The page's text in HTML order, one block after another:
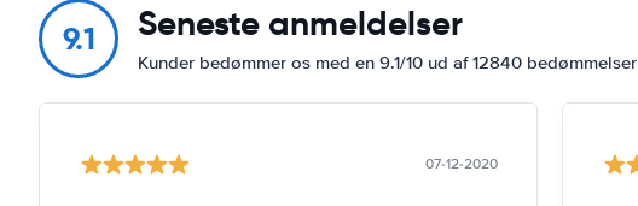
9.1 Seneste anmeldelser
Kunder bedømmer os med en 9.1/10 ud af 12840 bedømmelser
07-12-2020